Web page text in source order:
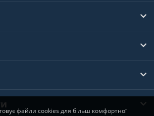
файли cookies для більш комфортної